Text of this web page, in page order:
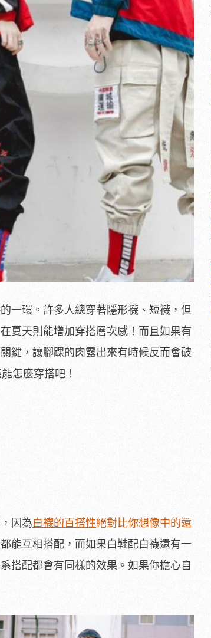
一環。許多人總穿著隱形襪、短襪，但
夏天則能增加穿搭層次感！而且如果有
鍵，讓腳踝的肉露出來有時候反而會破
怎麼穿搭吧！
因為白襪的百搭性絕對比你想像中的還
能互相搭配，而如果白鞋配白襪還有一
搭配都會有同樣的效果。如果你擔心自